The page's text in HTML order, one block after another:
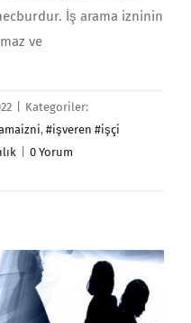
İş arama izninin
ve
Kategoriler:
, #işveren #işçi
0 Yorum